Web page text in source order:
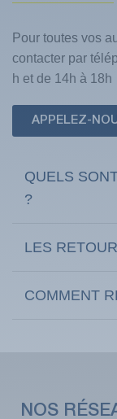
Pour toutes vos
contacter par
h et de 14h à 18h
APPELEZ-
QUELS
?
LES
COMMENT
NOS